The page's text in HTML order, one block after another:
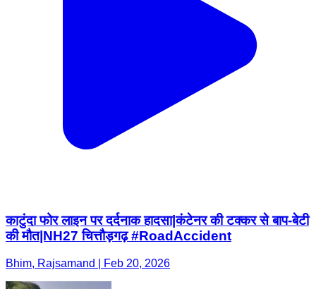
काटुंदा फोर लाइन पर दर्दनाक हादसा|कंटेनर की टक्कर से बाप-बेटी
की मौत|NH27 चित्तौड़गढ़ #RoadAccident
Bhim, Rajsamand | Feb 20, 2026